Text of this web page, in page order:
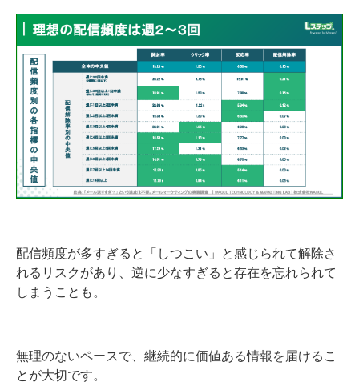
配信頻度が多すぎると「しつこい」と感じられて解除さ
れるリスクがあり、逆に少なすぎると存在を忘れられて
しまうことも。
無理のないペースで、継続的に価値ある情報を届けるこ
とが大切です。